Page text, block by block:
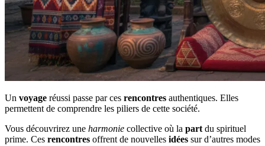
Un voyage réussi passe par ces rencontres authentiques. Elles
permettent de comprendre les piliers de cette société.
Vous découvrirez une harmonie collective où la part du spirituel
prime. Ces rencontres offrent de nouvelles idées sur d’autres modes